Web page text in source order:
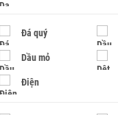
Đá quý
Dầu mỏ
Điện